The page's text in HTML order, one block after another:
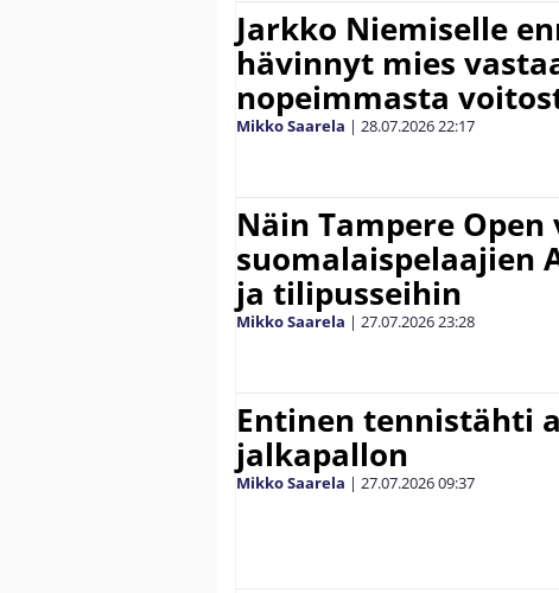
Jarkko Niemiselle
hävinnyt mies
nopeimmasta
Mikko Saarela | 28.07.202622:17
Näin Tampere
suomalaispelaajien
ja tilipusseihin
Mikko Saarela | 27.07.202623:28
Entinen tennistähti
jalkapallon
Mikko Saarela | 27.07.202609:37